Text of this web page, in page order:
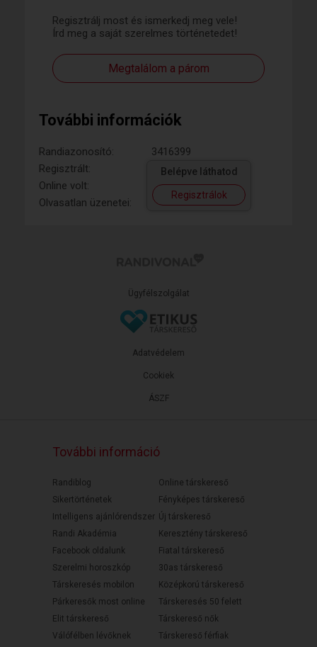
Regisztrálj most és ismerkedj meg vele!
Írd meg a saját szerelmes történetedet!
Megtalálom a párom
További információk
Randiazonosító:
3416399
Regisztrált:
Online volt:
Olvasatlan üzenetei:
Belépve láthatod
Regisztrálok
Ügyfélszolgálat
ÁSZF
Adatvédelem
Cookiek
További információ
Randiblog
Sikertörténetek
Intelligens ajánlórendszer
Randi Akadémia
Facebook oldalunk
Szerelmi horoszkóp
Társkeresés mobilon
Párkeresők most online
Elit társkereső
Válófélben lévőknek
Online társkereső
Fényképes társkereső
Új társkereső
Keresztény társkereső
Fiatal társkereső
30as társkereső
Középkorú társkereső
Társkeresés 50 felett
Társkereső nők
Társkereső férfiak